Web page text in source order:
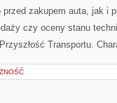
zakupem auta, jak i
czy oceny stanu
Transportu.